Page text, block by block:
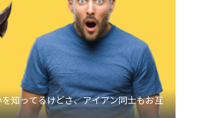
知ってるけどさ、アイアン同士もお互